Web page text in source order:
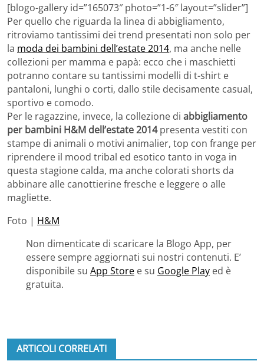
[blogo-gallery id=”165073″ photo=”1-6″ layout=”slider”]
Per quello che riguarda la linea di abbigliamento,
ritroviamo tantissimi dei trend presentati non solo per
la moda dei bambini dell’estate 2014, ma anche nelle
collezioni per mamma e papà: ecco che i maschietti
potranno contare su tantissimi modelli di t-shirt e
pantaloni, lunghi o corti, dallo stile decisamente casual,
sportivo e comodo.
Per le ragazzine, invece, la collezione di abbigliamento
per bambini H&M dell’estate 2014presenta vestiti con
stampe di animali o motivi animalier, top con frange per
riprendere il mood tribal ed esotico tanto in voga in
questa stagione calda, ma anche colorati shorts da
abbinare alle canottierine fresche e leggere o alle
magliette.
Foto | H&M
Non dimenticate di scaricare la Blogo App, per
essere sempre aggiornati sui nostri contenuti. E’
disponibile su App Store e su Google Play ed è
gratuita.
ARTICOLI CORRELATI